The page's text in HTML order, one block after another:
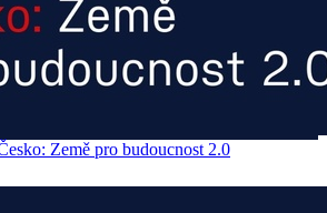
Země pro budoucnost 2.0